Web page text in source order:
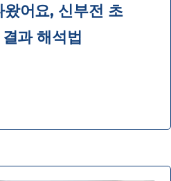
어요, 신부전 초
과 해석법